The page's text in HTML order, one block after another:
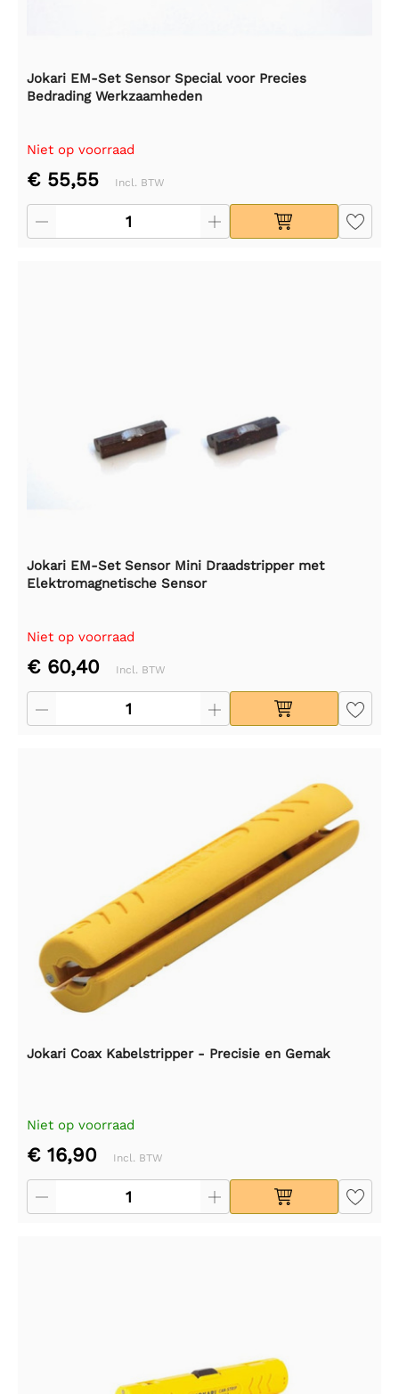
Jokari EM-Set Sensor Special voor Precies
Bedrading Werkzaamheden
Niet op voorraad
€ 55,55 Incl. BTW
Jokari EM-Set Sensor Mini Draadstripper met
Elektromagnetische Sensor
Niet op voorraad
€ 60,40 Incl. BTW
Jokari Coax Kabelstripper - Precisie en Gemak
Niet op voorraad
€ 16,90 Incl. BTW